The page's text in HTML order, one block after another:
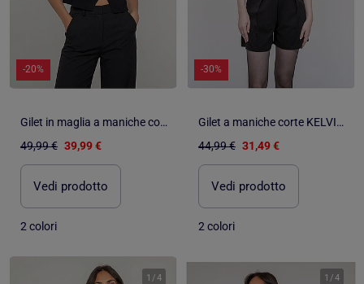
-20%
Gilet in maglia a maniche corte KODALIE
49,99 € 39,99 €
Vedi prodotto
2 colori
-30%
Gilet a maniche corte KELVINA
44,99 € 31,49 €
Vedi prodotto
2 colori
1 /4 1 /4